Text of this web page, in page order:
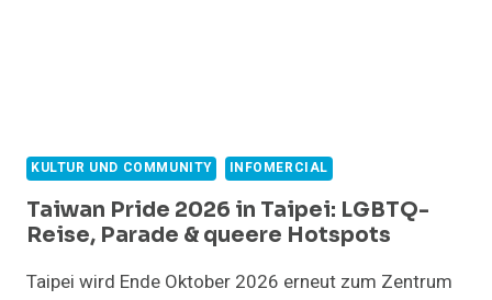
KULTUR UND COMMUNITY INFOMERCIAL
Taiwan Pride 2026 in Taipei: LGBTQ-
Reise, Parade & queere Hotspots
Taipei wird Ende Oktober 2026 erneut zum Zentrum